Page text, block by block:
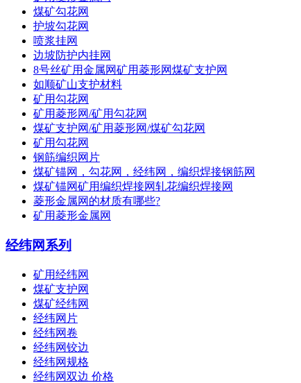
煤矿勾花网
护坡勾花网
喷浆挂网
边坡防护内挂网
8号丝矿用金属网矿用菱形网煤矿支护网
如顺矿山支护材料
矿用勾花网
矿用菱形网/矿用勾花网
煤矿支护网/矿用菱形网/煤矿勾花网
矿用勾花网
钢筋编织网片
煤矿锚网，勾花网，经纬网，编织焊接钢筋网
煤矿锚网矿用编织焊接网轧花编织焊接网
菱形金属网的材质有哪些?
矿用菱形金属网
经纬网系列
矿用经纬网
煤矿支护网
煤矿经纬网
经纬网片
经纬网卷
经纬网铰边
经纬网规格
经纬网双边 价格